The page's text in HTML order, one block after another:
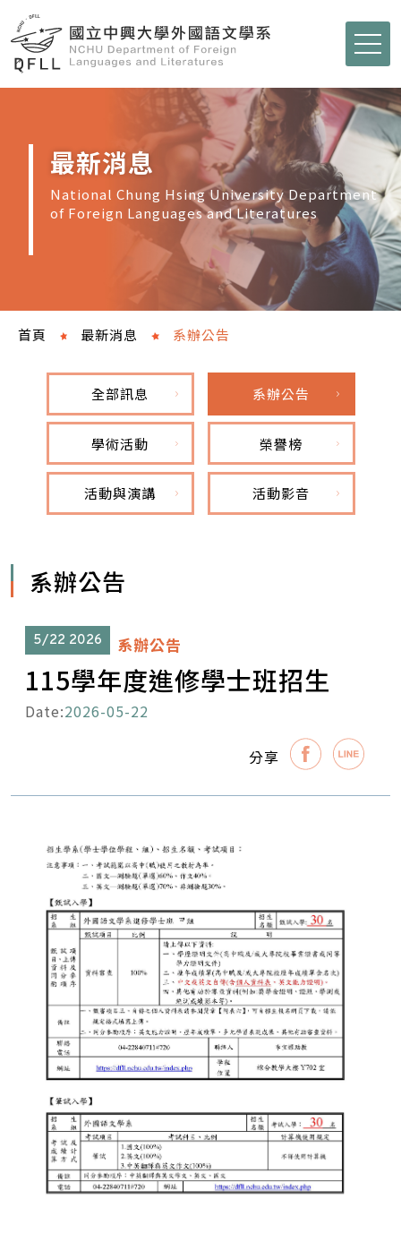
最新消息
National Chung Hsing University Department
of Foreign Languages and Literatures
首頁 最新消息 系辦公告
全部訊息 系辦公告
學術活動 榮譽榜
活動與演講 活動影音
系辦公告
5/22 2026 系辦公告
115學年度進修學士班招生
Date:2026-05-22
分享